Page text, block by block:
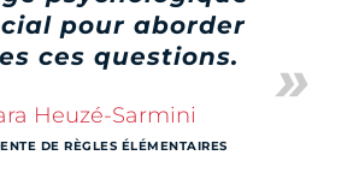
pour aborder
ces questions.
Heuzé-Sarmini
DE RÈGLES ÉLÉMENTAIRES